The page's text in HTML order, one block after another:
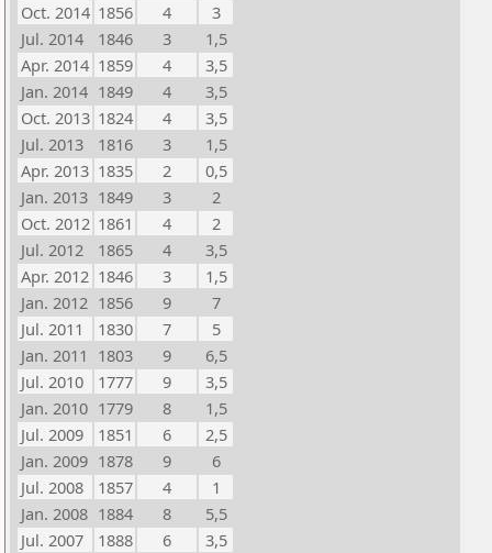
Oct. 2014 1856 4
3
Jul. 2014
1846 3
1,5
Apr. 2014 1859 4
3,5
Jan. 2014 1849 4
3,5
Oct. 2013 1824 4
3,5
Jul. 2013
1816 3
1,5
Apr. 2013 1835 2
0,5
Jan. 2013 1849 3
2
Oct. 2012 1861 4
2
Jul. 2012
1865 4
3,5
Apr. 2012 1846 3
1,5
Jan. 2012 1856 9
7
Jul. 2011
1830 7
5
Jan. 2011 1803 9
6,5
Jul. 2010
1777 9
3,5
Jan. 2010 1779 8
1,5
Jul. 2009
1851 6
2,5
Jan. 2009 1878 9
6
Jul. 2008
1857 4
1
Jan. 2008 1884 8
5,5
Jul. 2007
1888 6
3,5